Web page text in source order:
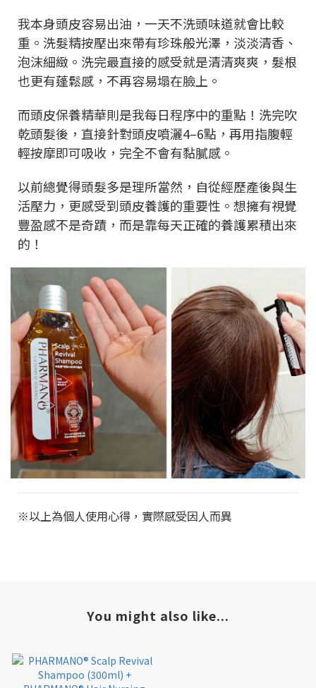
我本身頭皮容易出油，一天不洗頭味道就會比較
重。洗髮精按壓出來帶有珍珠般光澤，淡淡清香、
泡沫細緻。洗完最直接的感受就是清清爽爽，髮根
也更有蓬鬆感，不再容易塌在臉上。
而頭皮保養精華則是我每日程序中的重點！洗完吹
乾頭髮後，直接針對頭皮噴灑4–6點，再用指腹輕
輕按摩即可吸收，完全不會有黏膩感。
以前總覺得頭髮多是理所當然，自從經歷產後與生
活壓力，更感受到頭皮養護的重要性。想擁有視覺
豐盈感不是奇蹟，而是靠每天正確的養護累積出來
的！
※以上為個人使用心得，實際感受因人而異
You might also like...